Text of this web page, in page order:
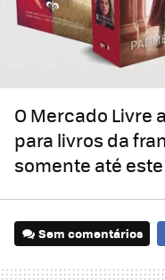
O Mercado Livre
para livros da
somente até
Sem comentários